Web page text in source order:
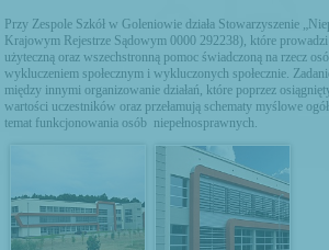
Przy Zespole Szkół w Goleniowie działa Stowarzyszenie
Krajowym Rejestrze Sądowym 0000 292238), które prowadzi
użyteczną oraz wszechstronną pomoc świadczoną na rzecz
wykluczeniem społecznym i wykluczonych społecznie.
między innymi organizowanie działań, które poprzez
wartości uczestników oraz przełamują schematy myślowe
temat funkcjonowania osób niepełnosprawnych.